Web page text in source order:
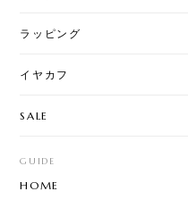
ラッピング
イヤカフ
SALE
GUIDE
HOME